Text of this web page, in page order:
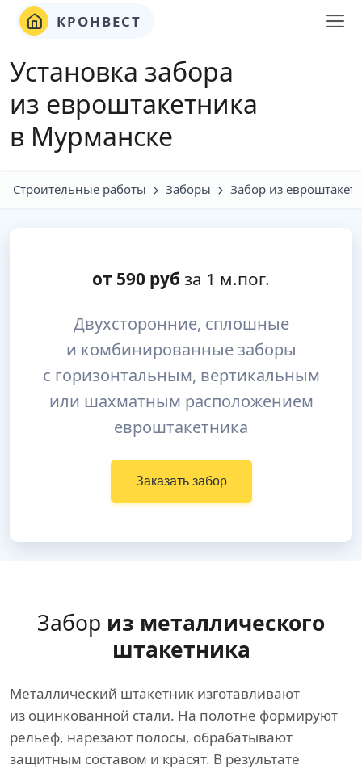
КРОНВЕСТ
Установка забора
из евроштакетника
в Мурманске
Строительные работы Заборы Забор из
от 590 руб за 1 м.пог.
Двухсторонние, сплошные
и комбинированные заборы
с горизонтальным, вертикальным
или шахматным расположением
евроштакетника
Заказать забор
Забор из металлического
штакетника
Металлический штакетник изготавливают
из оцинкованной стали. На полотне формируют
рельеф, нарезают полосы, обрабатывают
защитным составом и красят. В результате